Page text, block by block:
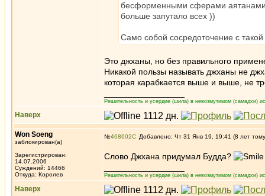
бесформенными сферами аятанами
больше запутало всех ))
Само собой сосредоточение с
Это джханы, но без правильного
Никакой пользы называть джханы не
которая карабкается выше и выше, не
Решительность и усердие (шила) в невозмутимом (самадхи)
Наверх
Won Soeng
заблокирован(а)
Зарегистрирован:
14.07.2006
Суждений: 14466
Откуда: Королев
№468602 Добавлено: Чт 31 Янв 19, 19:41 (8 лет
Слово Джхана придумал Будда?
Решительность и усердие (шила) в невозмутимом (самадхи)
Наверх